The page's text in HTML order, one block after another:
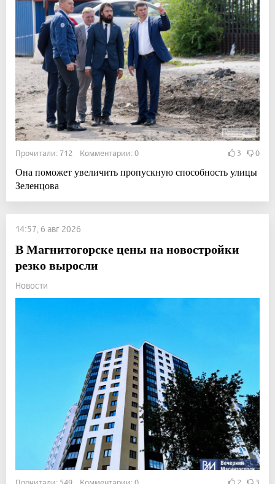
Прочитали: 712 Комментарии: 0 3 0
Она поможет увеличить пропускную способность улицы
Зеленцова
14:57, 6 авг 2026
В Магнитогорске цены на новостройки
резко выросли
Новости
Прочитали: 549 Комментарии: 0 2 3